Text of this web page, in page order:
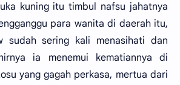
kuning itu timbul nafsu jahatnya
para wanita di daerah itu,
sudah sering kali menasihati dan
ia menemui kematiannya di
yang gagah perkasa, mertua dari